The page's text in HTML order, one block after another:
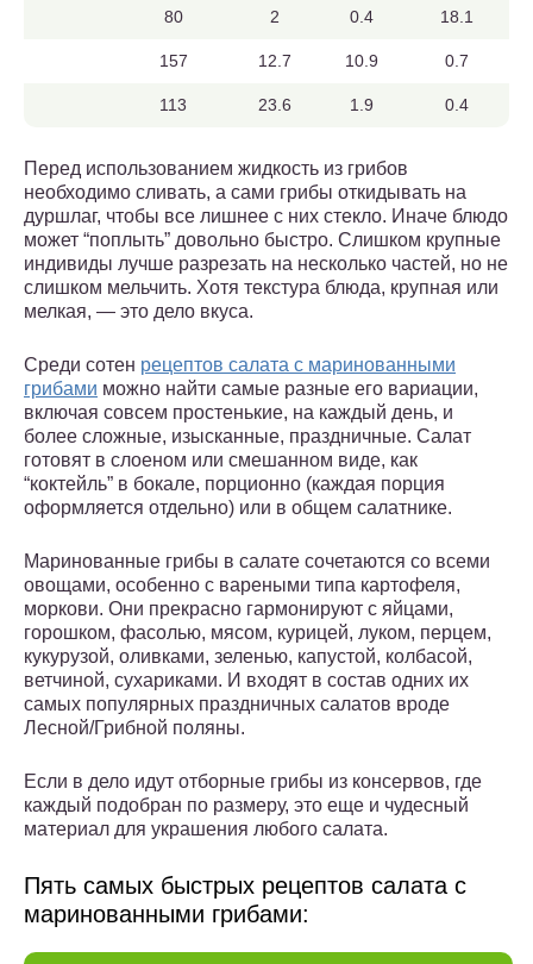
80 2 0.4 18.1
157 12.7 10.9 0.7
113 23.6 1.9 0.4
Перед использованием жидкость из грибов
необходимо сливать, а сами грибы откидывать на
дуршлаг, чтобы все лишнее с них стекло. Иначе блюдо
может “поплыть” довольно быстро. Слишком крупные
индивиды лучше разрезать на несколько частей, но не
слишком мельчить. Хотя текстура блюда, крупная или
мелкая, — это дело вкуса.
Среди сотен рецептов салата с маринованными
грибами можно найти самые разные его вариации,
включая совсем простенькие, на каждый день, и
более сложные, изысканные, праздничные. Салат
готовят в слоеном или смешанном виде, как
“коктейль” в бокале, порционно (каждая порция
оформляется отдельно) или в общем салатнике.
Маринованные грибы в салате сочетаются со всеми
овощами, особенно с вареными типа картофеля,
моркови. Они прекрасно гармонируют с яйцами,
горошком, фасолью, мясом, курицей, луком, перцем,
кукурузой, оливками, зеленью, капустой, колбасой,
ветчиной, сухариками. И входят в состав одних их
самых популярных праздничных салатов вроде
Лесной/Грибной поляны.
Если в дело идут отборные грибы из консервов, где
каждый подобран по размеру, это еще и чудесный
материал для украшения любого салата.
Пять самых быстрых рецептов салата с
маринованными грибами: